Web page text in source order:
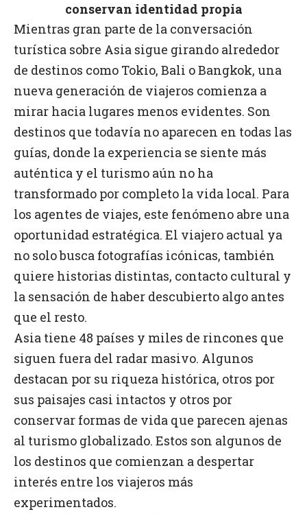
conservan identidad propia
Mientras gran parte de la conversación
turística sobre Asia sigue girando alrededor
de destinos como Tokio, Bali o Bangkok, una
nueva generación de viajeros comienza a
mirar hacia lugares menos evidentes. Son
destinos que todavía no aparecen en todas las
guías, donde la experiencia se siente más
auténtica y el turismo aún no ha
transformado por completo la vida local. Para
los agentes de viajes, este fenómeno abre una
oportunidad estratégica. El viajero actual ya
no solo busca fotografías icónicas, también
quiere historias distintas, contacto cultural y
la sensación de haber descubierto algo antes
que el resto.
Asia tiene 48 países y miles de rincones que
siguen fuera del radar masivo. Algunos
destacan por su riqueza histórica, otros por
sus paisajes casi intactos y otros por
conservar formas de vida que parecen ajenas
al turismo globalizado. Estos son algunos de
los destinos que comienzan a despertar
interés entre los viajeros más
experimentados.